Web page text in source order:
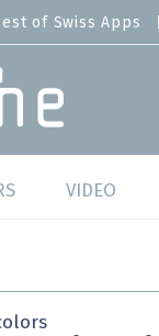
of Swiss Apps
VIDEO